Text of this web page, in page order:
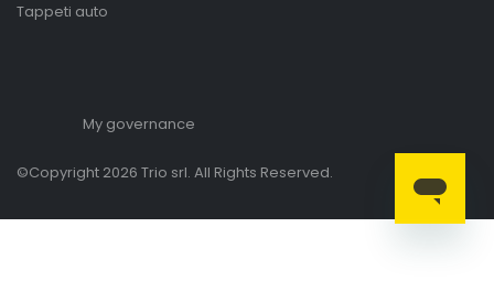
Tappeti auto
My governance
©Copyright 2026 Trio srl. All Rights Reserved.